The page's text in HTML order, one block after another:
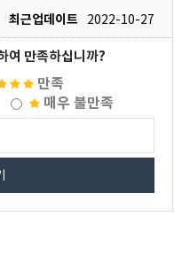
최근업데이트
2022-10-27
여 만족하십니까?
만족
매우 불만족